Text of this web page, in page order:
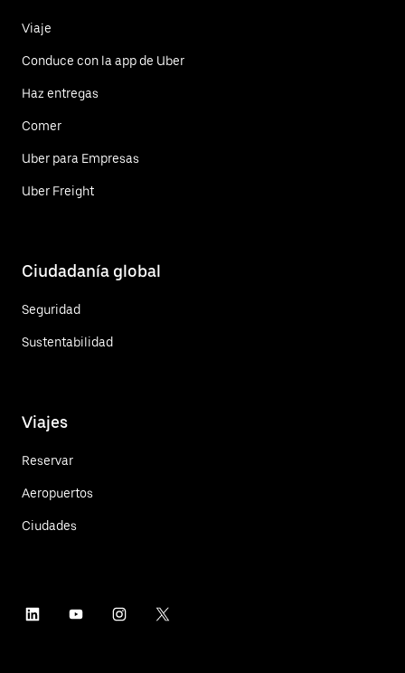
Viaje
Conduce con la app de Uber
Haz entregas
Comer
Uber para Empresas
Uber Freight
Ciudadanía global
Seguridad
Sustentabilidad
Viajes
Reservar
Aeropuertos
Ciudades